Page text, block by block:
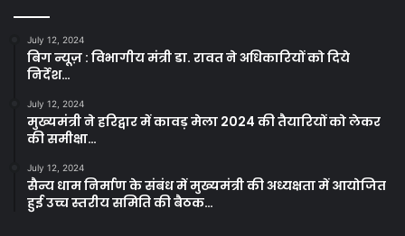
July 12, 2024
बिग न्यूज़ : विभागीय मंत्री डा. रावत ने अधिकारियों को दिये
निर्देश…
July 12, 2024
मुख्यमंत्री ने हरिद्वार में कावड़ मेला 2024 की तैयारियों को लेकर
की समीक्षा…
July 12, 2024
सैन्य धाम निर्माण के संबंध में मुख्यमंत्री की अध्यक्षता में आयोजित
हुई उच्च स्तरीय समिति की बैठक…